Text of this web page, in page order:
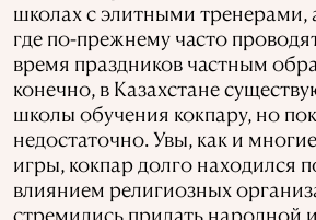
школах с элитными тренерами,
где по-прежнему часто
время праздников частным
конечно, в Казахстане
школы обучения кокпару, но
недостаточно. Увы, как и
игры, кокпар долго находился
влиянием религиозных
стремились придать народной